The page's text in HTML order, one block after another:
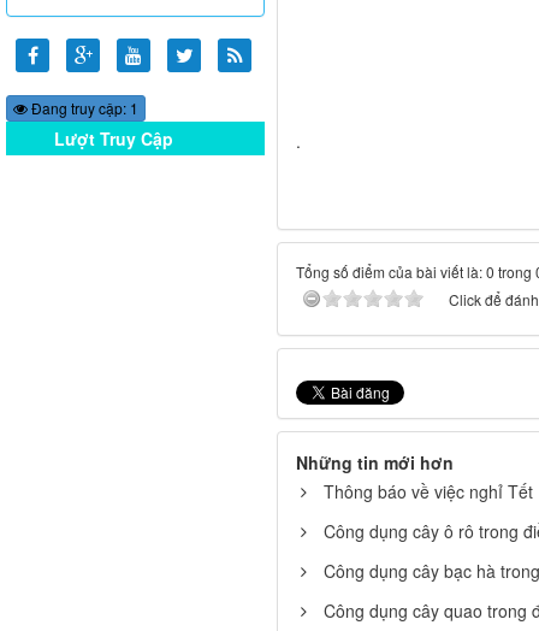
.
Tổng số điểm của bài viết là: 0 trong
Click để
Những tin mới hơn
Thông báo về việc nghỉ
Công dụng cây ô rô trong
Công dụng cây bạc hà
Công dụng cây quao trong
Đang truy cập: 1
Lượt Truy Cập
Online